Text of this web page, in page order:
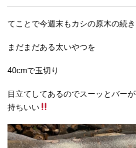
てことで今週末もカシの原木の続
まだまだある太いやつを
40cmで玉切り
目立てしてあるのでスーッとバー
持ちいい